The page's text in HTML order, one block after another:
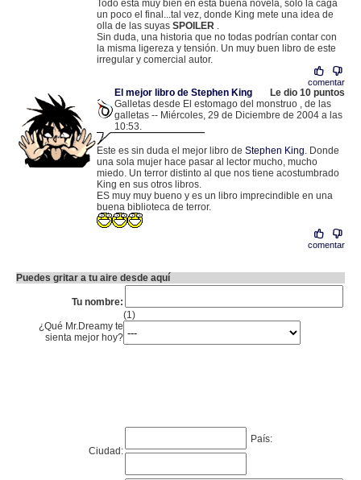
Todo está muy bien en esta buena novela, sólo la caga
un poco el final...tal vez, donde King mete una idea de
olla de las suyas SPOILER .
Sin duda, una historia que no todas podrían contar con
la misma ligereza y tensión. Un muy buen libro de este
irregular y comercial autor.
comentar
El mejor libro de Stephen King
Le dio 10 puntos
Galletas desde El estomago del monstruo , de las
galletas -- Miércoles, 29 de Diciembre de 2004 a las
10:53.
Este es sin duda el mejor libro de Stephen King. Donde
una sola mujer hace pasar al lector mucho, mucho
miedo. Un terror distinto al que nos tiene acostumbrado
King en sus otros libros.
ES muy muy bueno y es un libro imprecindible en una
buena biblioteca de terror.
comentar
Puedes gritar a tu aire desde aquí
Tu nombre:
(1)
¿Qué Mr.Dreamy te
sienta mejor hoy?
Ciudad:
País: